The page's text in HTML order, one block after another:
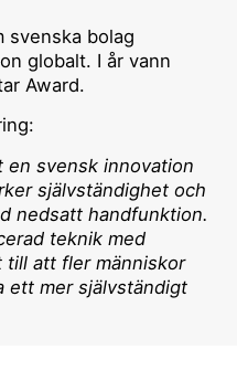
svenska bolag
globalt. I år vann
Award.
en svensk innovation
självständighet och
nedsatt handfunktion.
teknik med
till att fler människor
ett mer självständigt